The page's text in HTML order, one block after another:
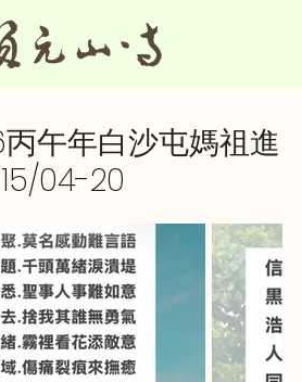
丙午年白沙屯媽祖進
04-20